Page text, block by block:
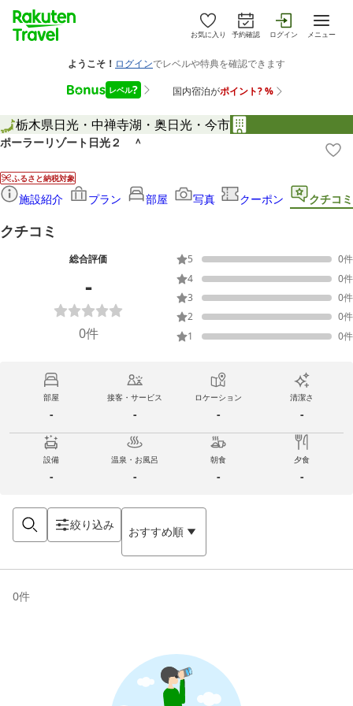
お気に入り 予約確認 ログイン メニュー
栃木県日光・中禅寺湖・奥日光・今市
ポーラーリゾート日光２ ＾
ふるさと納税対象
施設紹介 プラン 部屋 写真 クーポン クチコミ
クチコミ
総合評価
-
0件
5 0件
4
0件
3
0件
2
0件
1
0件
部屋
-
接客・サービス
-
ロケーション
-
清潔さ
-
設備
-
温泉・お風呂
-
朝食
-
夕食
-
絞り込み おすすめ順
0件